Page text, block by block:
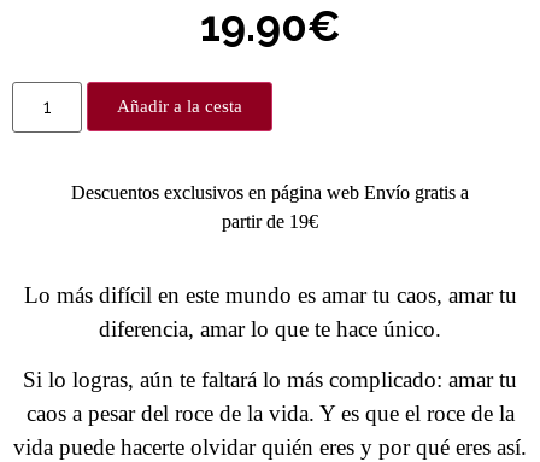
19.90€
Añadir a la cesta
Descuentos exclusivos en página web Envío gratis a
partir de 19€
Lo más difícil en este mundo es amar tu caos, amar tu
diferencia, amar lo que te hace único.
Si lo logras, aún te faltará lo más complicado: amar tu
caos a pesar del roce de la vida. Y es que el roce de la
vida puede hacerte olvidar quién eres y por qué eres así.